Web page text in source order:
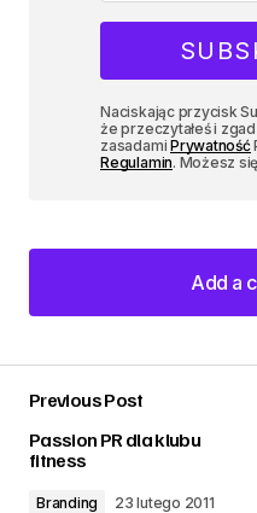
Naciskając przycisk
że przeczytałeś i
zasadamiPrywatność
Regulamin. Możesz
Add a
Add a
Previous Post
Passion PR dla klubu
fitness
Branding 23 lutego 2011